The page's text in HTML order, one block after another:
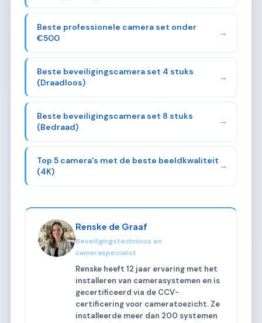
Beste professionele camera set onder
€500
→
Beste beveiligingscamera set 4 stuks
(Draadloos)
→
Beste beveiligingscamera set 8 stuks
(Bedraad)
→
Top 5 camera's met de beste beeldkwaliteit
(4K)
→
Renske de Graaf
Beveiligingstechnicus en
cameraspecialist
Renske heeft 12 jaar ervaring met het
installeren van camerasystemen en is
gecertificeerd via de CCV-
certificering voor cameratoezicht. Ze
installeerde meer dan 200 systemen